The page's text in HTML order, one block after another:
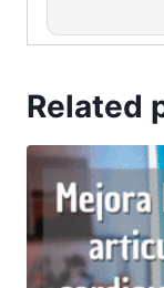
Related